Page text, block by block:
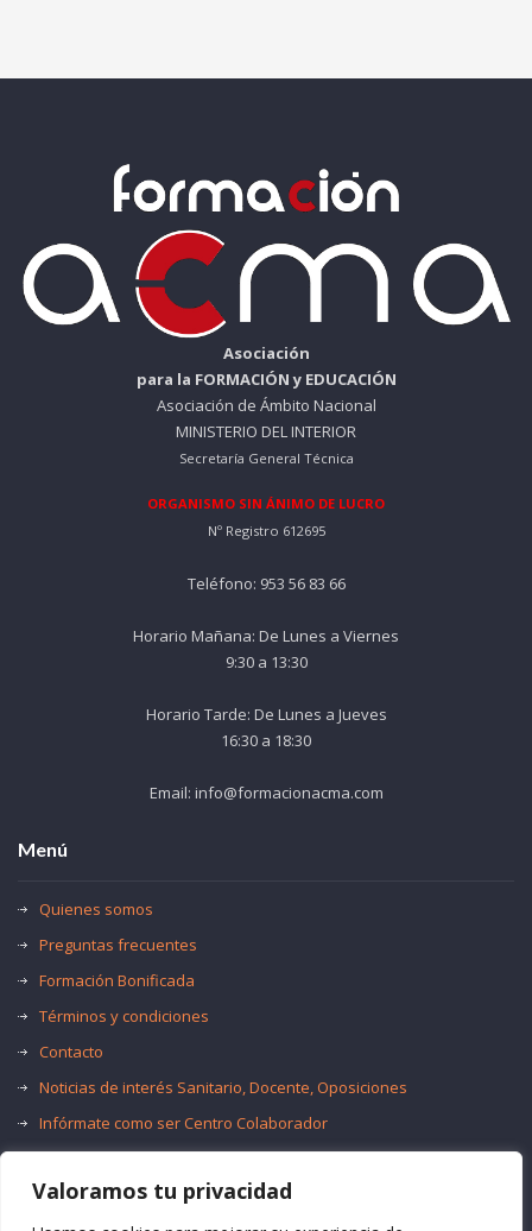
Valoramos tu privacidad
Asociación
para la FORMACIÓN y EDUCACIÓN
Asociación de Ámbito Nacional
MINISTERIO DEL INTERIOR
Secretaría General Técnica
ORGANISMO SIN ÁNIMO DE LUCRO
Nº Registro 612695
Teléfono: 953 56 83 66
Horario Mañana: De Lunes a Viernes
9:30 a 13:30
Horario Tarde: De Lunes a Jueves
16:30 a 18:30
Email: info@formacionacma.com
Menú
Quienes somos
Preguntas frecuentes
Formación Bonificada
Términos y condiciones
Contacto
Noticias de interés Sanitario, Docente, Oposiciones
Infórmate como ser Centro Colaborador
Oferta de Empleo Público